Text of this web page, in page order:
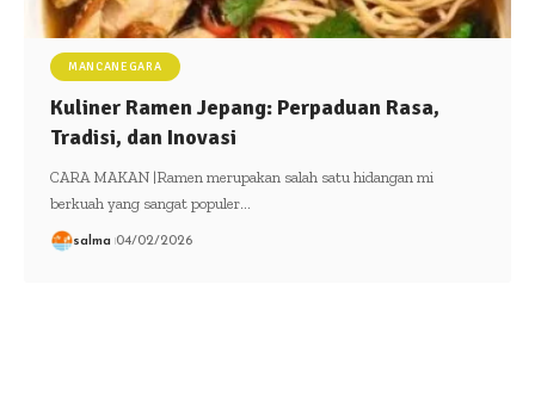
MANCANEGARA
Kuliner Ramen Jepang: Perpaduan Rasa,
Tradisi, dan Inovasi
CARA MAKAN |Ramen merupakan salah satu hidangan mi
berkuah yang sangat populer…
salma 04/02/2026